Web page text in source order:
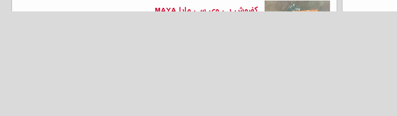
کفپوش پی وی سی مایا MAYA